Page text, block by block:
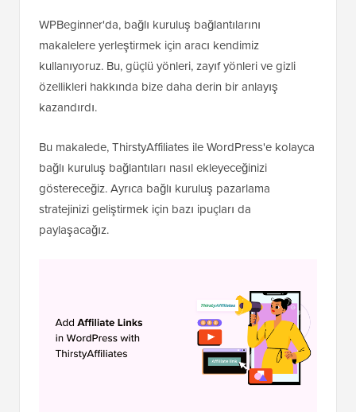
WPBeginner'da, bağlı kuruluş bağlantılarını
makalelere yerleştirmek için aracı kendimiz
kullanıyoruz. Bu, güçlü yönleri, zayıf yönleri ve gizli
özellikleri hakkında bize daha derin bir anlayış
kazandırdı.
Bu makalede, ThirstyAffiliates ile WordPress'e kolayca
bağlı kuruluş bağlantıları nasıl ekleyeceğinizi
göstereceğiz. Ayrıca bağlı kuruluş pazarlama
stratejinizi geliştirmek için bazı ipuçları da
paylaşacağız.